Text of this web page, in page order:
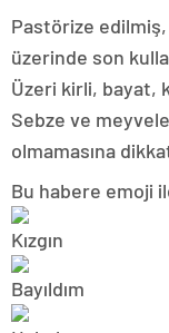
Pastörize
üzerinde son
Üzeri kirli, bayat,
Sebze ve
olmamasına
Bu habere emoji